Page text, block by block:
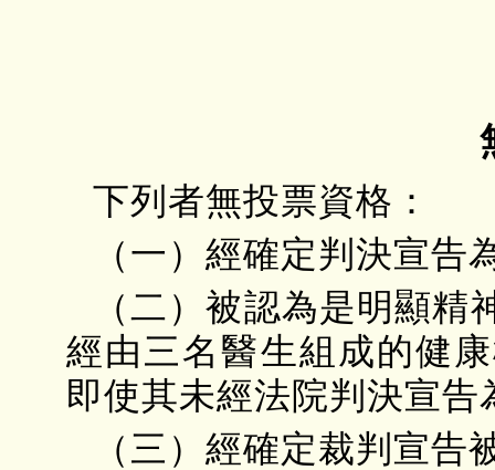
下列者無投票資格：
（一）經確定判決宣告
（二）被認為是明顯
經由三名醫生組成的健
即使其未經法院判決宣告
（三）經確定裁判宣告